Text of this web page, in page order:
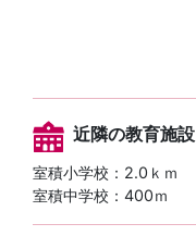
近隣の教育施設
室積小学校：2.0ｋｍ
室積中学校：400ｍ